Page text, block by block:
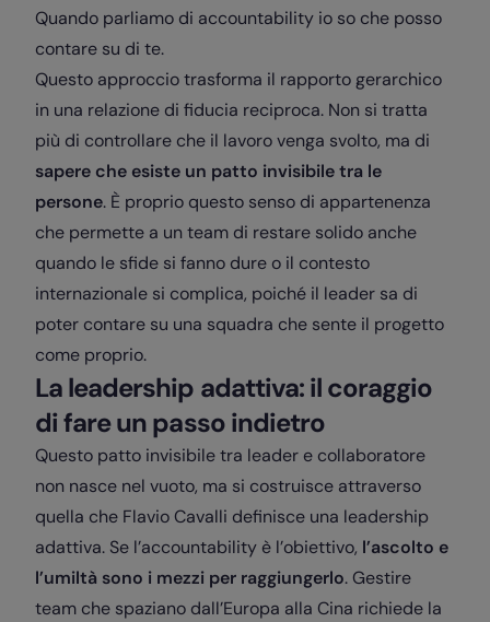
Quando parliamo di accountability io so che posso
contare su di te.
Questo approccio trasforma il rapporto gerarchico
in una relazione di fiducia reciproca. Non si tratta
più di controllare che il lavoro venga svolto, ma di
sapere che esiste un patto invisibile tra le
persone. È proprio questo senso di appartenenza
che permette a un team di restare solido anche
quando le sfide si fanno dure o il contesto
internazionale si complica, poiché il leader sa di
poter contare su una squadra che sente il progetto
come proprio.
La leadership adattiva: il coraggio
di fare un passo indietro
Questo patto invisibile tra leader e collaboratore
non nasce nel vuoto, ma si costruisce attraverso
quella che Flavio Cavalli definisce una leadership
adattiva. Se l’accountability è l’obiettivo, l’ascolto e
l’umiltà sono i mezzi per raggiungerlo. Gestire
team che spaziano dall’Europa alla Cina richiede la